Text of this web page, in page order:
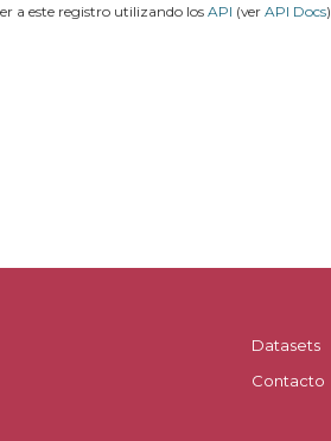
a este registro utilizando losAPI (ver API Docs).
Datasets
Contacto